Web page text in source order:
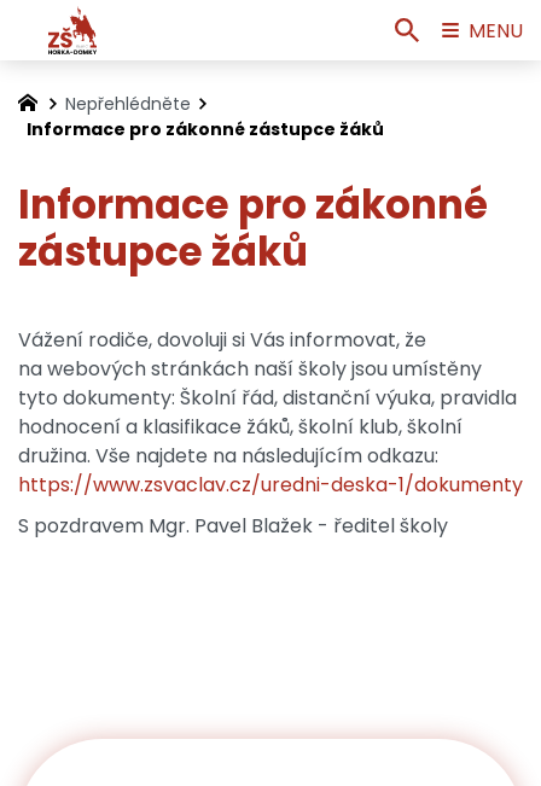
Nepřehlédněte
Informace pro zákonné zástupce žáků
Informace pro zákonné
zástupce žáků
Vážení rodiče, dovoluji si Vás informovat, že
na webových stránkách naší školy jsou umístěny
tyto dokumenty: Školní řád, distanční výuka, pravidla
hodnocení a klasifikace žáků, školní klub, školní
družina. Vše najdete na následujícím odkazu:
https://www.zsvaclav.cz/uredni-deska-1/dokumenty
S pozdravem Mgr. Pavel Blažek - ředitel školy
MENU